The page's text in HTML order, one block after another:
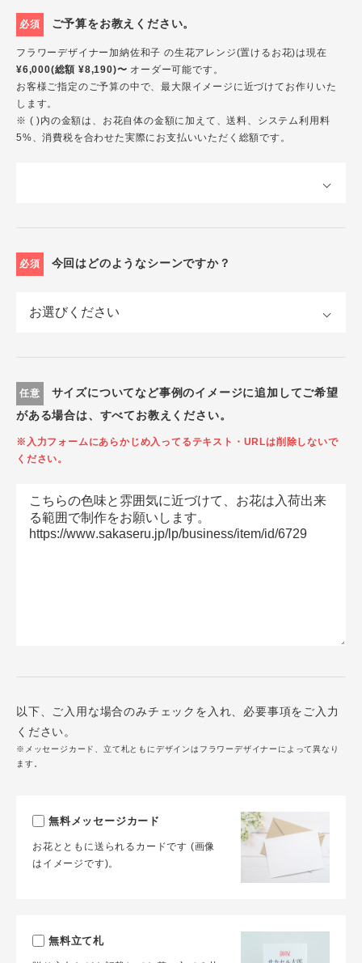
必須 ご予算をお教えください。
フラワーデザイナー加納佐和子 の生花アレンジ(置けるお花)は現在
¥6,000(総額 ¥8,190)〜 オーダー可能です。
お客様ご指定のご予算の中で、最大限イメージに近づけてお作りいた
します。
※ ( )内の金額は、お花自体の金額に加えて、送料、システム利用料
5%、消費税を合わせた実際にお支払いいただく総額です。
必須 今回はどのようなシーンですか？
任意
サイズについてなど事例のイメージに追加してご希望
がある場合は、すべてお教えください。
※入力フォームにあらかじめ入ってるテキスト・URLは削除しないで
ください。
以下、ご入用な場合のみチェックを入れ、必要事項をご入力
ください。
※メッセージカード、立て札ともにデザインはフラワーデザイナーによって異なり
ます。
無料メッセージカード
お花とともに送られるカードです (画像
はイメージです)。
無料立て札